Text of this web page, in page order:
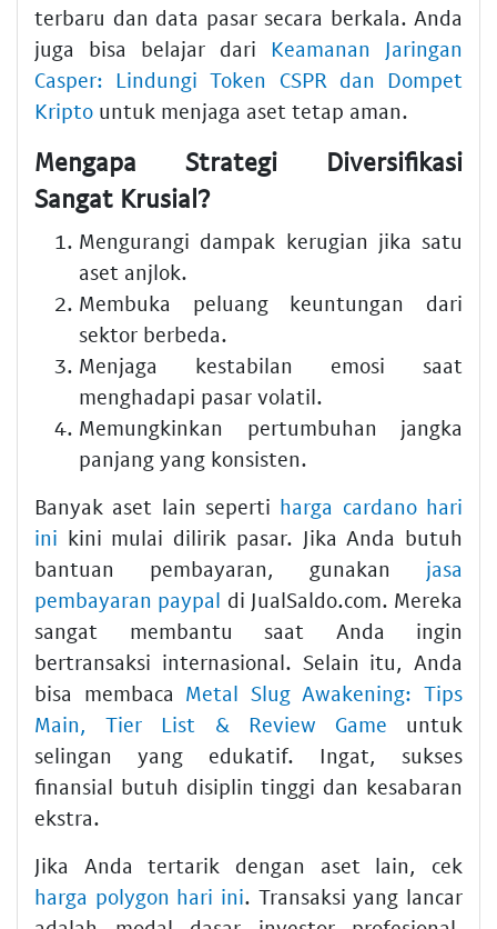
terbaru dan data pasar secara berkala. Anda
juga bisa belajar dari Keamanan Jaringan
Casper: Lindungi Token CSPR dan Dompet
Kripto untuk menjaga aset tetap aman.
Mengapa Strategi Diversifikasi
Sangat Krusial?
Mengurangi dampak kerugian jika satu
aset anjlok.
Membuka peluang keuntungan dari
sektor berbeda.
Menjaga kestabilan emosi saat
menghadapi pasar volatil.
Memungkinkan pertumbuhan jangka
panjang yang konsisten.
Banyak aset lain seperti harga cardano hari
ini kini mulai dilirik pasar. Jika Anda butuh
bantuan pembayaran, gunakan jasa
pembayaran paypal di JualSaldo.com. Mereka
sangat membantu saat Anda ingin
bertransaksi internasional. Selain itu, Anda
bisa membaca Metal Slug Awakening: Tips
Main, Tier List & Review Game untuk
selingan yang edukatif. Ingat, sukses
finansial butuh disiplin tinggi dan kesabaran
ekstra.
Jika Anda tertarik dengan aset lain, cek
harga polygon hari ini. Transaksi yang lancar